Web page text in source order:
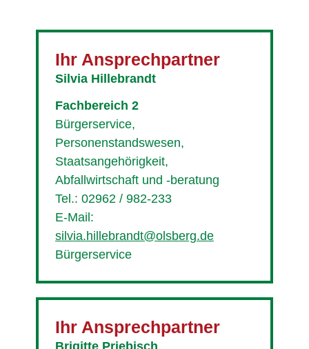
Ihr Ansprechpartner
Silvia Hillebrandt
Fachbereich 2
Bürgerservice,
Personenstandswesen,
Staatsangehörigkeit,
Abfallwirtschaft und -beratung
Tel.: 02962 / 982-233
E-Mail:
silvia.hillebrandt@olsberg.de
Bürgerservice
Ihr Ansprechpartner
Brigitte Priebisch